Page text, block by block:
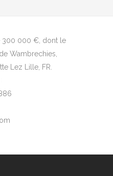
300 000 €, dont le
Wambrechies,
Lez Lille, FR.